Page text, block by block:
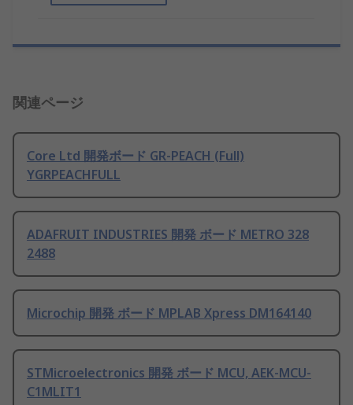
関連ページ
Core Ltd 開発ボード GR-PEACH (Full)
YGRPEACHFULL
ADAFRUIT INDUSTRIES 開発 ボード METRO 328
2488
Microchip 開発 ボード MPLAB Xpress DM164140
STMicroelectronics 開発 ボード MCU, AEK-MCU-
C1MLIT1